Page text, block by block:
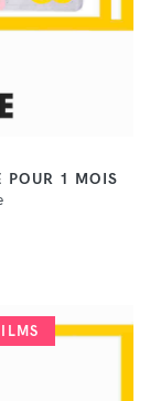
POUR 1 MOIS